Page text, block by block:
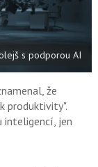
e
o
k
s podporou AI
že
produktivity".
inteligencí, jen